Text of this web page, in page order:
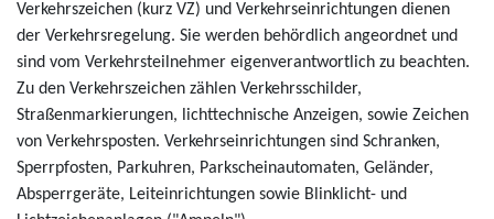
Verkehrszeichen (kurz VZ) und Verkehrseinrichtungen dienen
der Verkehrsregelung. Sie werden behördlich angeordnet und
sind vom Verkehrsteilnehmer eigenverantwortlich zu beachten.
Zu den Verkehrszeichen zählen Verkehrsschilder,
Straßenmarkierungen, lichttechnische Anzeigen, sowie Zeichen
von Verkehrsposten. Verkehrseinrichtungen sind Schranken,
Sperrpfosten, Parkuhren, Parkscheinautomaten, Geländer,
Absperrgeräte, Leiteinrichtungen sowie Blinklicht- und